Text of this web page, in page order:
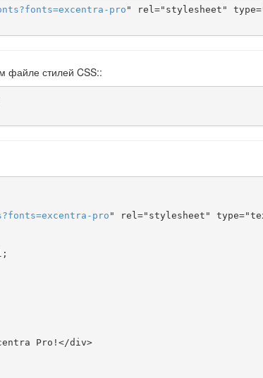
?fonts=excentra-pro " rel="stylesheet"
файле стилей CSS::
?fonts=excentra-pro " rel="stylesheet"